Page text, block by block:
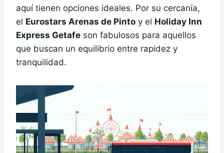
aquí tienen opciones ideales. Por su cercanía,
el Eurostars Arenas de Pinto y el Holiday Inn
Express Getafe son fabulosos para aquellos
que buscan un equilibrio entre rapidez y
tranquilidad.